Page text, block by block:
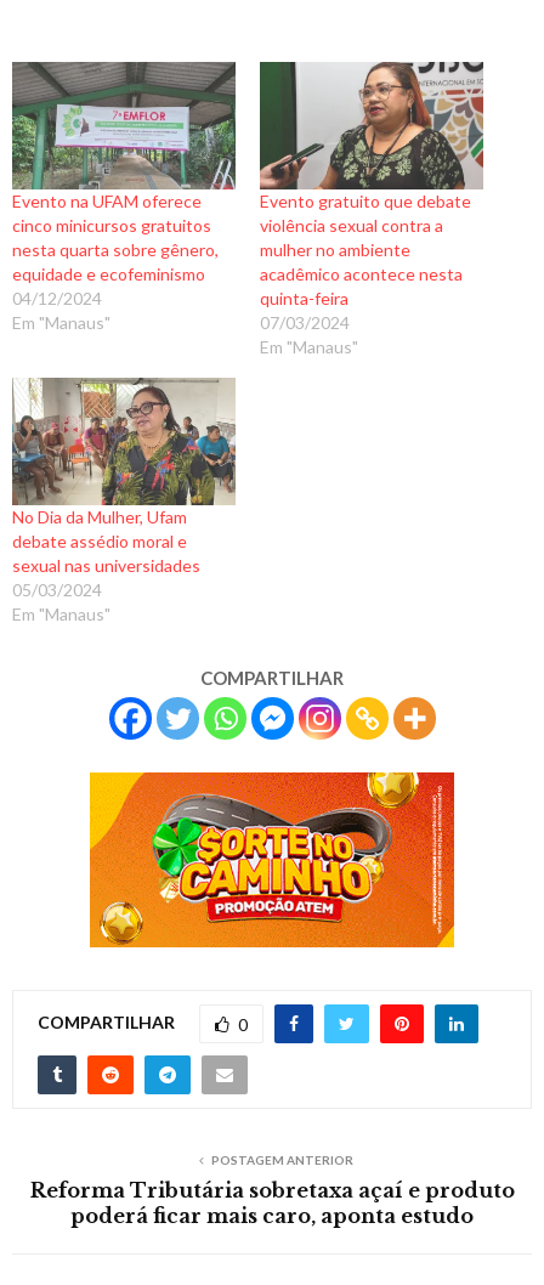
r
e
g
a
n
d
o
.
.
.
Evento na UFAM oferece
cinco minicursos gratuitos
nesta quarta sobre gênero,
equidade e ecofeminismo
04/12/2024
Em "Manaus"
Evento gratuito que debate
violência sexual contra a
mulher no ambiente
acadêmico acontece nesta
quinta-feira
07/03/2024
Em "Manaus"
No Dia da Mulher, Ufam
debate assédio moral e
sexual nas universidades
05/03/2024
Em "Manaus"
COMPARTILHAR
COMPARTILHAR 0
POSTAGEM ANTERIOR
Reforma Tributária sobretaxa açaí e produto
poderá ficar mais caro, aponta estudo